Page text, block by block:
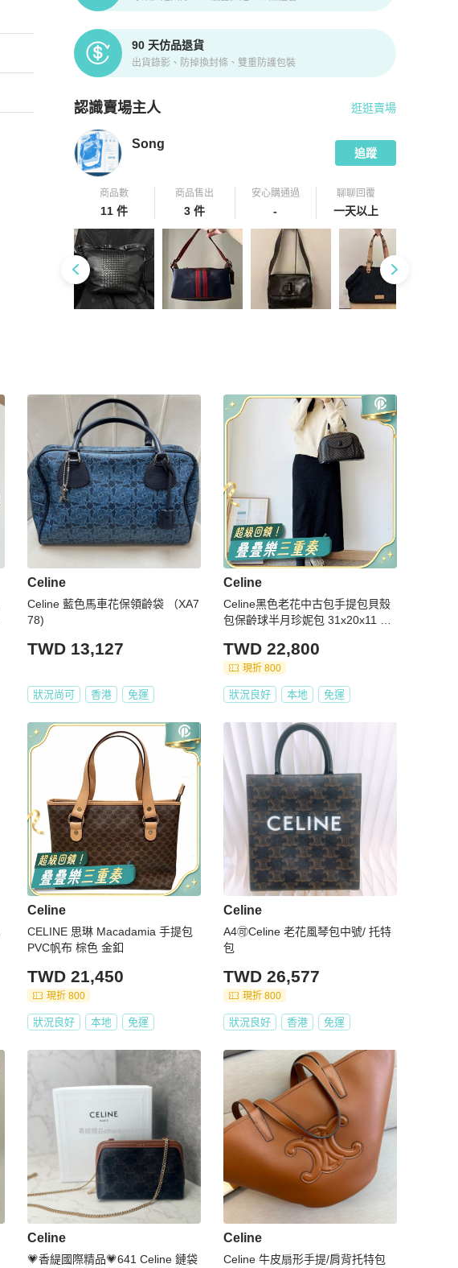
90 天仿品退貨
出貨錄影、防掉換封條、雙重防護包裝
認識賣場主人
PopChill 拍拍圈嚴選賣家
逛逛賣場
Song
追蹤
商品數
11 件
商品售出
3 件
安心購通過
-
聊聊回覆
一天以上
Celine
Celine 藍色馬車花保領齡袋 （XA7
78)
TWD 13,127
狀況尚可 香港 免運
Celine
Celine黑色老花中古包手提包貝殼
包保齡球半月珍妮包 31x20x11 98
TWD 22,800
現折 800
狀況良好 本地 免運
Celine
CELINE 思琳 Macadamia 手提包
PVC帆布 棕色 金釦
TWD 21,450
現折 800
狀況良好 本地 免運
Celine
A4🉑Celine 老花風琴包中號/ 托特
包
TWD 26,577
現折 800
狀況良好 香港 免運
Celine
💗香緹國際精品💗641 Celine 鏈袋
Celine
Celine 牛皮扇形手提/肩背托特包